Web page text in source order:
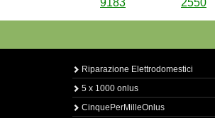
9183 2550
Riparazione Elettrodomestici
5 x 1000 onlus
CinquePerMilleOnlus